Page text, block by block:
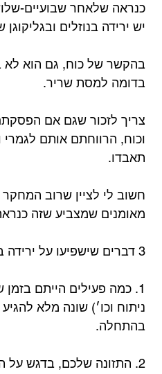
כנראה שלאחר שבועיים-
יש ירידה בנוזלים
בהקשר של כוח, גם הוא לא
בדומה למסת שריר.⁣
צריך לזכור שגם אם
וכוח, הרווחתם אותם
תאבדו.⁣
חשוב לי לציין שרוב
מאומנים שמצביע שזה
3 דברים שישפיעו על ירידה במסת שריר:⁣
1. כמה פעילים הייתם
ניתוח וכו׳) שונה מלא
בהתחלה.⁣
2. התזונה שלכם, בדגש על